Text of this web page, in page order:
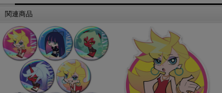
関連商品